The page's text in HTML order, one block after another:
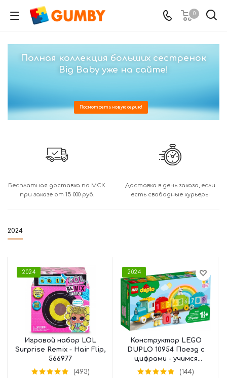
0
Полная коллекция больших сестренок
Big Baby уже на сайте!
Посмотреть новую серию!
Бесплатная доставка по МСК
при заказе от 15 000 руб.
Доставка в день заказа, если
есть свободные курьеры
2024
2024
Игровой набор LOL
Surprise Remix - Hair Flip,
566977
(493)
2024
Конструктор LEGO
DUPLO 10954 Поезд с
цифрами - учимся
считать
(144)